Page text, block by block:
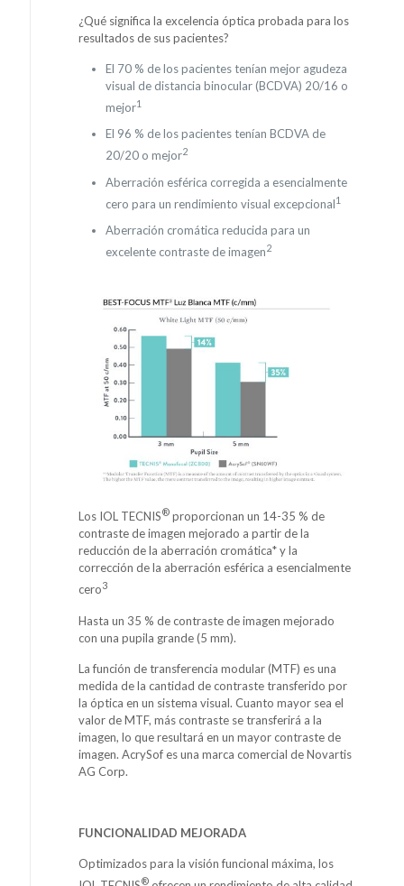
¿Qué significa la excelencia óptica probada para los
resultados de sus pacientes?
El 70 % de los pacientes tenían mejor agudeza
visual de distancia binocular (BCDVA) 20/16 o
mejor1
El 96 % de los pacientes tenían BCDVA de
20/20 o mejor2
Aberración esférica corregida a esencialmente
cero para un rendimiento visual excepcional1
Aberración cromática reducida para un
excelente contraste de imagen2
Los IOL TECNIS®proporcionan un 14-35 % de
contraste de imagen mejorado a partir de la
reducción de la aberración cromática* y la
corrección de la aberración esférica a esencialmente
cero3
Hasta un 35 % de contraste de imagen mejorado
con una pupila grande (5 mm).
La función de transferencia modular (MTF) es una
medida de la cantidad de contraste transferido por
la óptica en un sistema visual. Cuanto mayor sea el
valor de MTF, más contraste se transferirá a la
imagen, lo que resultará en un mayor contraste de
imagen. AcrySof es una marca comercial de Novartis
AG Corp.
FUNCIONALIDAD MEJORADA
Optimizados para la visión funcional máxima, los
®